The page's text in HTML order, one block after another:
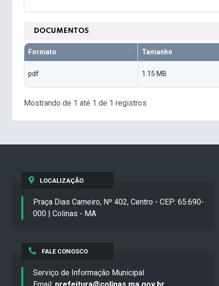
DOCUMENTOS
Formato Tamanho
pdf 1.15 MB
Mostrando de 1 até 1 de 1 registros
LOCALIZAÇÃO
Praça Dias Carneiro, Nº 402, Centro - CEP: 65.690-
000 | Colinas - MA
FALE CONOSCO
Serviço de Informação Municipal